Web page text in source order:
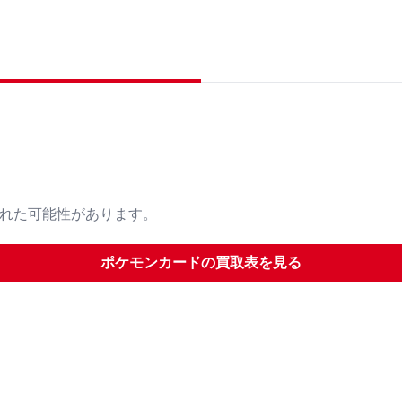
た可能性があります。
ポケモンカードの買取表を見る